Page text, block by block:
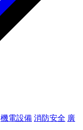
機電設備 消防安全 廣